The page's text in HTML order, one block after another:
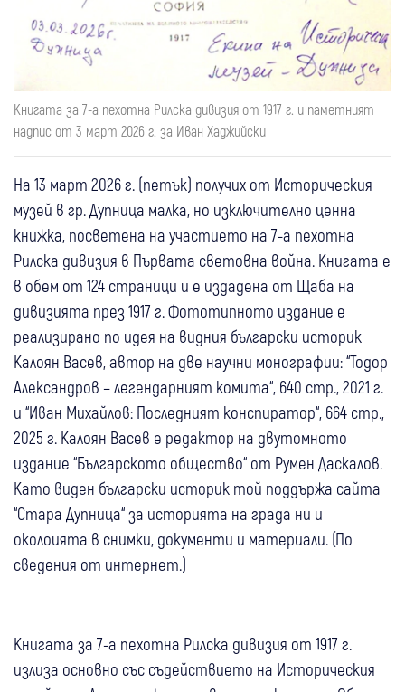
Книгата за 7-а пехотна Рилска дивизия от 1917 г. и паметният
надпис от 3 март 2026 г. за Иван Хаджийски
На 13 март 2026 г. (петък) получих от Историческия
музей в гр. Дупница малка, но изключително ценна
книжка, посветена на участието на 7-а пехотна
Рилска дивизия в Първата световна война. Книгата е
в обем от 124 страници и е издадена от Щаба на
дивизията през 1917 г. Фототипното издание е
реализирано по идея на видния български историк
Калоян Васев, автор на две научни монографии: “Тодор
Александров – легендарният комита“, 640 стр., 2021 г.
и “Иван Михайлов: Последният конспиратор“, 664 стр.,
2025 г. Калоян Васев е редактор на двутомното
издание “Българското общество“ от Румен Даскалов.
Като виден български историк той поддържа сайта
“Стара Дупница“ за историята на града ни и
околоията в снимки, документи и материали. (По
сведения от интернет.)
Книгата за 7-а пехотна Рилска дивизия от 1917 г.
излиза основно със съдействието на Историческия